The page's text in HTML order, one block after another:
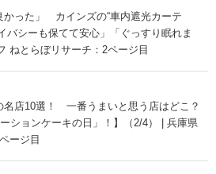
かった」 カインズの“車内遮光カーテ
シーも保てて安心」「ぐっすり眠れま
ねとらぼリサーチ：2ページ目
名店10選！ 一番うまいと思う店はどこ？
ーションケーキの日」！】（2/4） | 兵庫県
ージ目